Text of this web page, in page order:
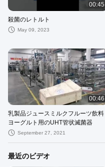
00:45
殺菌のレトルト
May 09, 2023
00:46
乳製品ジュースミルクフルーツ飲料
ヨーグルト用のUHT管状滅菌器
September 27, 2021
最近のビデオ